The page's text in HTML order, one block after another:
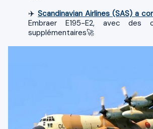
✈️ Scandinavian Airlines (SAS) a
Embraer E195-E2, avec des
supplémentaires🚀